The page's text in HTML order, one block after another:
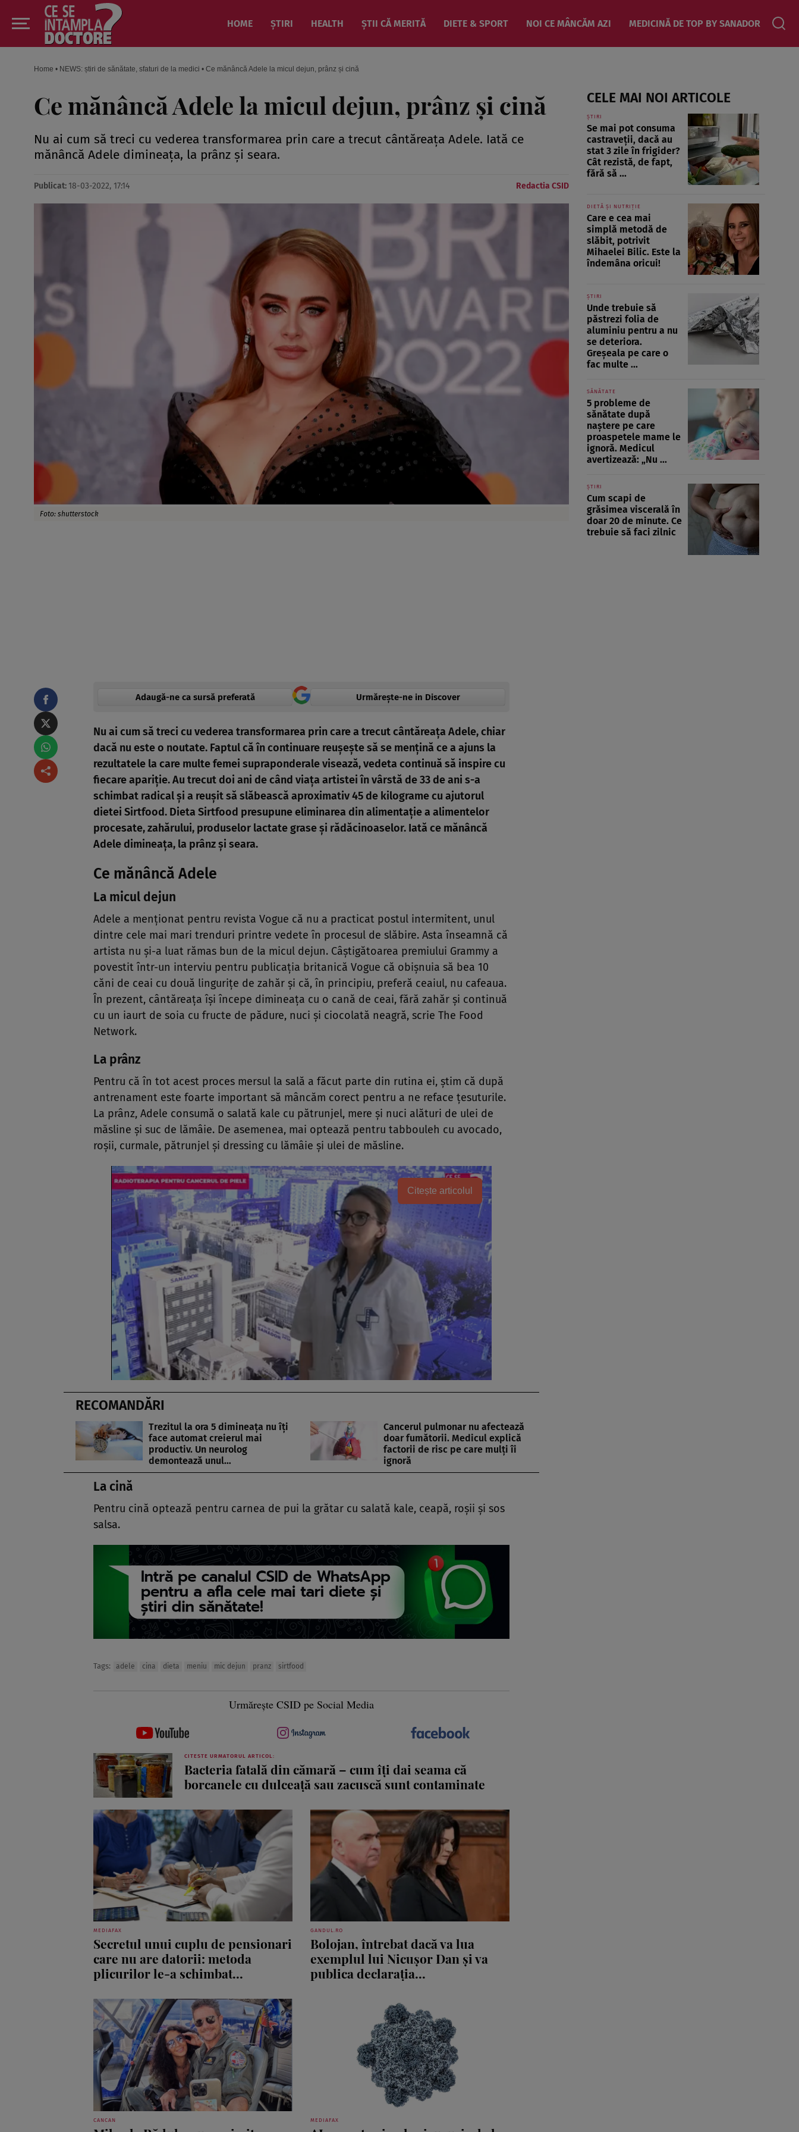
HOME ȘTIRI HEALTH ȘTII CĂ MERITĂ DIETE & SPORT NOI CE MÂNCĂM AZI MEDICINĂ DE TOP BY SANADOR
Home • NEWS: știri de sănătate, sfaturi de la medici • Ce mănâncă Adele la micul dejun, prânz și cină
Ce mănâncă Adele la micul dejun, prânz și cină
Nu ai cum să treci cu vederea transformarea prin care a trecut cântăreața Adele. Iată ce
mănâncă Adele dimineața, la prânz și seara.
Publicat: 18-03-2022, 17:14 Redactia CSID
Foto: shutterstock
Adaugă-ne ca sursă preferată Urmărește-ne in Discover
Nu ai cum să treci cu vederea transformarea prin care a trecut cântăreața Adele, chiar
dacă nu este o noutate. Faptul că în continuare reușește să se mențină ce a ajuns la
rezultatele la care multe femei supraponderale visează, vedeta continuă să inspire cu
fiecare apariție. Au trecut doi ani de când viața artistei în vârstă de 33 de ani s-a
schimbat radical și a reușit să slăbească aproximativ 45 de kilograme cu ajutorul
dietei Sirtfood. Dieta Sirtfood presupune eliminarea din alimentație a alimentelor
procesate, zahărului, produselor lactate grase și rădăcinoaselor. Iată ce mănâncă
Adele dimineața, la prânz și seara.
Ce mănâncă Adele
La micul dejun
Adele a menționat pentru revista Vogue că nu a practicat postul intermitent, unul
dintre cele mai mari trenduri printre vedete în procesul de slăbire. Asta înseamnă că
artista nu și-a luat rămas bun de la micul dejun. Câștigătoarea premiului Grammy a
povestit într-un interviu pentru publicația britanică Vogue că obișnuia să bea 10
căni de ceai cu două lingurițe de zahăr și că, în principiu, preferă ceaiul, nu cafeaua.
În prezent, cântăreața își începe dimineața cu o cană de ceai, fără zahăr și continuă
cu un iaurt de soia cu fructe de pădure, nuci și ciocolată neagră, scrie The Food
Network.
La prânz
Pentru că în tot acest proces mersul la sală a făcut parte din rutina ei, știm că după
antrenament este foarte important să mâncăm corect pentru a ne reface țesuturile.
La prânz, Adele consumă o salată kale cu pătrunjel, mere și nuci alături de ulei de
măsline și suc de lămâie. De asemenea, mai optează pentru tabbouleh cu avocado,
roșii, curmale, pătrunjel și dressing cu lămâie și ulei de măsline.
Citește articolul
RECOMANDĂRI
Trezitul la ora 5 dimineața nu îți
face automat creierul mai
productiv. Un neurolog
demontează unul…
Cancerul pulmonar nu afectează
doar fumătorii. Medicul explică
factorii de risc pe care mulți îi
ignoră
La cină
Pentru cină optează pentru carnea de pui la grătar cu salată kale, ceapă, roșii și sos
salsa.
Tags: adele cina dieta meniu mic dejun pranz sirtfood
Urmărește CSID pe Social Media
CITESTE URMATORUL ARTICOL:
Bacteria fatală din cămară – cum îți dai seama că
borcanele cu dulceață sau zacuscă sunt contaminate
MEDIAFAX
Secretul unui cuplu de pensionari
care nu are datorii: metoda
plicurilor le-a schimbat...
GANDUL.RO
Bolojan, întrebat dacă va lua
exemplul lui Nicușor Dan și va
publica declarația...
CANCAN MEDIAFAX
CELE MAI NOI ARTICOLE
ȘTIRI
Se mai pot consuma
castraveții, dacă au
stat 3 zile în frigider?
Cât rezistă, de fapt,
fără să ...
DIETĂ ȘI NUTRIȚIE
Care e cea mai
simplă metodă de
slăbit, potrivit
Mihaelei Bilic. Este la
îndemâna oricui!
ȘTIRI
Unde trebuie să
păstrezi folia de
aluminiu pentru a nu
se deteriora.
Greșeala pe care o
fac multe ...
SĂNĂTATE
5 probleme de
sănătate după
naștere pe care
proaspetele mame le
ignoră. Medicul
avertizează: „Nu ...
ȘTIRI
Cum scapi de
grăsimea viscerală în
doar 20 de minute. Ce
trebuie să faci zilnic